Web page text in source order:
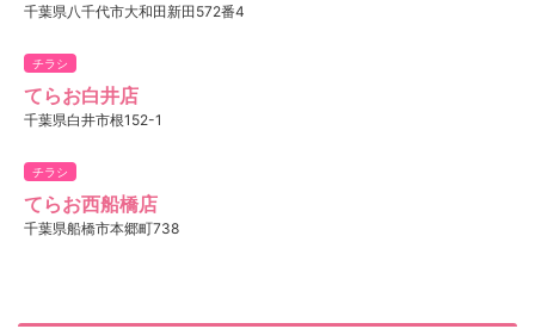
千葉県八千代市大和田新田572番4
チラシ
てらお白井店
千葉県白井市根152-1
チラシ
てらお西船橋店
千葉県船橋市本郷町738